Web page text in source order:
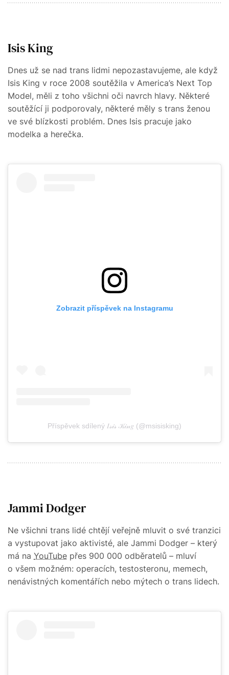
Isis King
Dnes už se nad trans lidmi nepozastavujeme, ale když
Isis King v roce 2008 soutěžila v America’s Next Top
Model, měli z toho všichni oči navrch hlavy. Některé
soutěžící ji podporovaly, některé měly s trans ženou
ve své blízkosti problém. Dnes Isis pracuje jako
modelka a herečka.
Zobrazit příspěvek na Instagramu
Příspěvek sdílený 𝐼𝓈𝒾𝓈 𝒦𝒾𝓃𝑔 (@msisisking)
Jammi Dodger
Ne všichni trans lidé chtějí veřejně mluvit o své tranzici
a vystupovat jako aktivisté, ale Jammi Dodger – který
má na YouTube přes 900 000 odběratelů – mluví
o všem možném: operacích, testosteronu, memech,
nenávistných komentářích nebo mýtech o trans lidech.